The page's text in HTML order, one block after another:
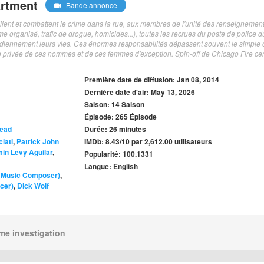
Bande annonce
et combattent le crime dans la rue, aux membres de l'unité des
organisé, trafic de drogue, homicides...), toutes les recrues du poste de police
leurs vies. Ces énormes responsabilités dépassent souvent le simple
de ces hommes et de ces femmes d'exception. Spin-off de Chicago Fire
, Patrick John
Levy Aguilar,
Composer),
, Dick Wolf
Première date de diffusion: Jan 08, 2014
Dernière date d'air: May 13, 2026
Saison: 14 Saison
Épisode: 265 Épisode
Durée: 26 minutes
IMDb: 8.43/10 par 2,612.00 utilisateurs
Popularité: 100.1331
Langue: English
investigation